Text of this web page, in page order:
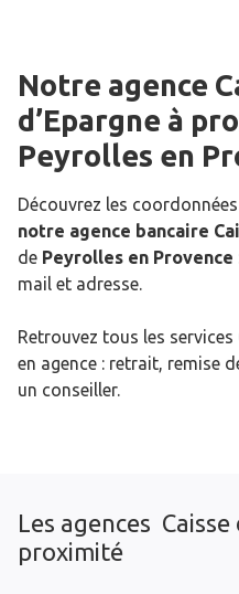
Notre agence
d’Epargne à
Peyrolles en
Découvrez les
notre agence bancaire
de Peyrolles en Provence
mail et adresse.
Retrouvez tous les services
en agence : retrait, remise
un conseiller.
Les agences Caisse
proximité